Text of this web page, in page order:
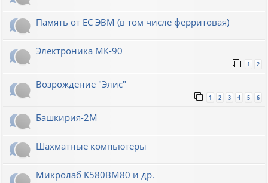
Память от ЕС ЭВМ (в том числе ферритовая)
Электроника МК-90
1 2
Возрождение "Элис"
1 2 3 4 5 6
Башкирия-2М
Шахматные компьютеры
Микролаб К580ВМ80 и др.